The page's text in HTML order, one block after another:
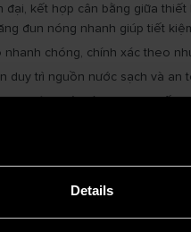
Details
kết hợp cân bằng giữa
đun nóng nhanh giúp tiết
chóng, chính xác theo
duy trì nguồn nước sạch và an
vệ người dùng trong suốt
nhanh và bền bỉ vượt trội.